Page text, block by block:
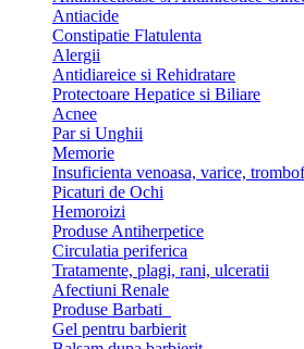
Antiacide
Constipatie Flatulenta
Alergii
Antidiareice si Rehidratare
Protectoare Hepatice si Biliare
Acnee
Par si Unghii
Memorie
Insuficienta venoasa, varice,
Picaturi de Ochi
Hemoroizi
Produse Antiherpetice
Circulatia periferica
Tratamente, plagi, rani, ulceratii
Afectiuni Renale
Produse Barbati
Gel pentru barbierit